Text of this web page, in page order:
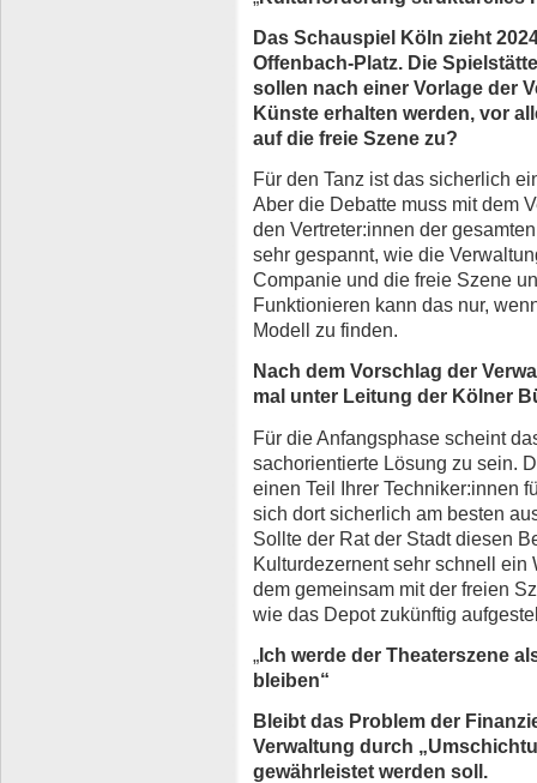
Das Schauspiel Köln zieht
Offenbach-Platz. Die
sollen nach einer Vorlage der
Künste erhalten werden, vor
auf die freie Szene zu?
Für den Tanz ist das sicherlich
Aber die Debatte muss mit dem
den Vertreter:innen der
sehr gespannt, wie die
Companie und die freie Szene
Funktionieren kann das nur,
Modell zu finden.
Nach dem Vorschlag der
mal unter Leitung der Kölner
Für die Anfangsphase scheint
sachorientierte Lösung zu sein.
einen Teil Ihrer Techniker:innen
sich dort sicherlich am besten
Sollte der Rat der Stadt diesen
Kulturdezernent sehr schnell ein
dem gemeinsam mit der freien
wie das Depot zukünftig
„Ich werde der Theaterszene
bleiben“
Bleibt das Problem der
Verwaltung durch
gewährleistet werden soll.